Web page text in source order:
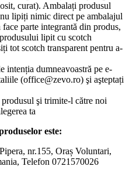
curat). Ambalați produsul
lipiți nimic direct pe ambalajul
parte integrantă din produs,
lipit cu scotch
tot scotch transparent pentru a-
intenția dumneavoastră pe e-
(office@zevo.ro) şi aşteptați
şi trimite-l către noi
ta
este:
nr.155, Oraș Voluntari,
Telefon 0721570026